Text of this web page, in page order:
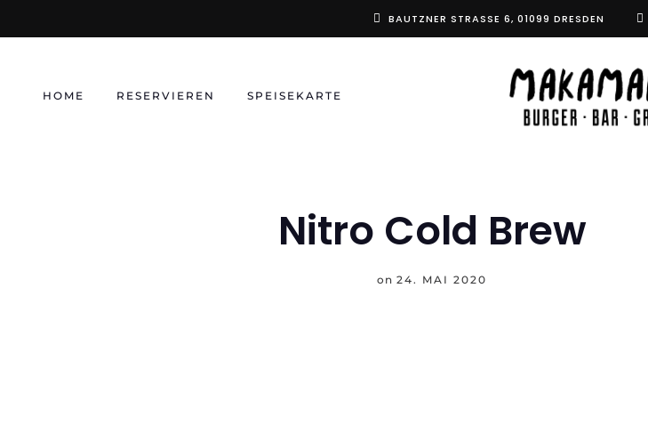
to
BAUTZNER STRASSE 6, 01099 DRESDEN
HOME RESERVIEREN SPEISEKARTE
Nitro Cold Brew
on 24. MAI 2020